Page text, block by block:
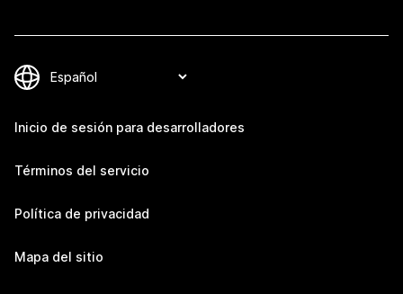
Inicio de sesión para desarrolladores
Términos del servicio
Política de privacidad
Mapa del sitio